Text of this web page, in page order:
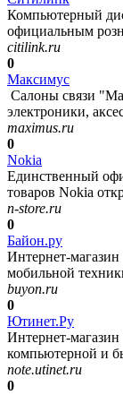
Компьютерный
официальным
citilink.ru
0
Максимус
Салоны связи
электроники,
maximus.ru
0
Nokia
Единственный
товаров Nokia
n-store.ru
0
Байон.ру
Интернет-
мобильной
buyon.ru
0
Ютинет.Ру
Интернет-
компьютерной и
note.utinet.ru
0